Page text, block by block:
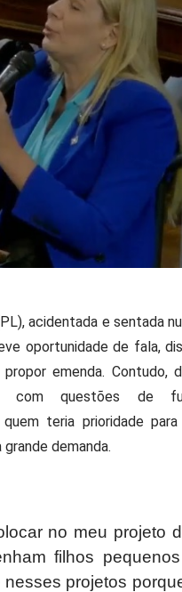
acidentada e sentada
oportunidade de fala,
emenda. Contudo,
com questões de
teria prioridade
demanda.
no meu projeto
filhos
nesses projetos